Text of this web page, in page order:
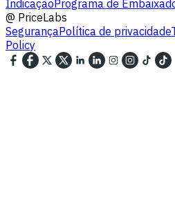
IndicaçãoPrograma de
@ PriceLabs
SegurançaPolítica de privacidade
Policy